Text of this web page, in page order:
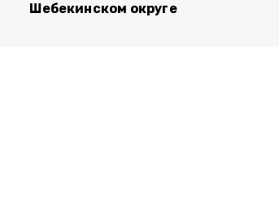
Шебекинском округе